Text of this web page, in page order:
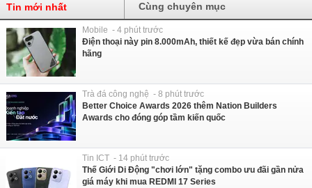
Tin mới nhất Cùng chuyên mục
Mobile - 4 phút trước
Điện thoại này pin 8.000mAh, thiết kế đẹp vừa bán chính
hãng
Trà đá công nghệ - 8 phút trước
Better Choice Awards 2026 thêm Nation Builders
Awards cho đóng góp tầm kiến quốc
Tin ICT - 14 phút trước
Thế Giới Di Động "chơi lớn" tặng combo ưu đãi gần nửa
giá máy khi mua REDMI 17 Series